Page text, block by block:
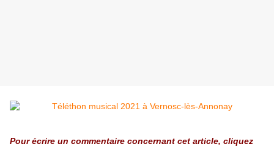
Pour écrire un commentaire concernant cet article, cliquez